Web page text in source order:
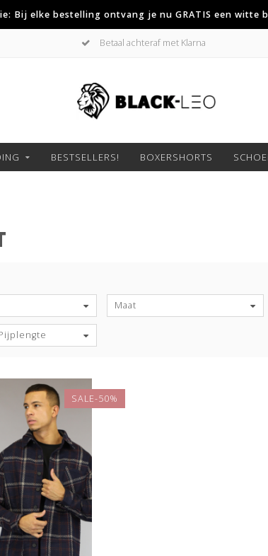
Bij elke bestelling ontvang je nu GRATIS een witte
Betaal achteraf met Klarna
BESTSELLERS! BOXERSHORTS
Maat
SALE-50%